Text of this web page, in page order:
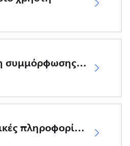
Δήλωση συμμόρφωσης ΕΕ
Σημαντικές πληροφορίες ασφαλείας